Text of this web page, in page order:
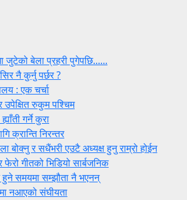
जुटेको बेला प्रहरी पुगेपछि......
नै कुर्नु पर्छर ?
: एक चर्चा
उपेक्षित रुकुम पश्चिम
गर्ने कुरा
क्रान्ति निरन्तर
बोक्नु र सधैंभरी एउटै अध्यक्ष हुनु राम्रो होईन
गीतको भिडियो सार्बजनिक
हुने समयमा सम्झौता नै भएनन्
नआएको संघीयता